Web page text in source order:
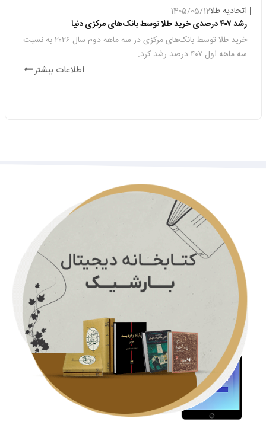
خانگی به سمت خرید مواد اولیه، عملاً تیشه به ریشه کارگاه‌های تولی...
سه شنبه حراج شمش طلا برگزار میشود+شرایط
اتحادیه طلا1405/05/12
رشد ۴۰۷ درصدی خرید طلا توسط بانک‌های مرکزی دنیا
خرید طلا توسط بانک‌های مرکزی در سه ماهه دوم سال ۲۰۲۶ به نسبت
سه ماهه اول ۴۰۷ درصد رشد کرد.
اطلاعات بیشتر